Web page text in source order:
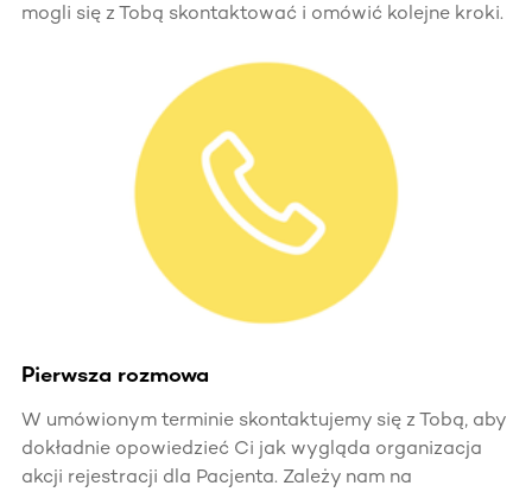
mogli się z Tobą skontaktować i omówić kolejne kroki.
Pierwsza rozmowa
W umówionym terminie skontaktujemy się z Tobą, aby
dokładnie opowiedzieć Ci jak wygląda organizacja
akcji rejestracji dla Pacjenta. Zależy nam na